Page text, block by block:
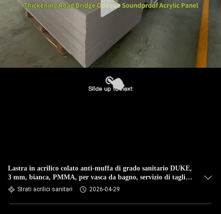
Lastra in acrilico colato anti-muffa di grado sanitario DUKE,
3 mm, bianca, PMMA, per vasca da bagno, servizio di taglio
personalizzabile
Strati acrilici sanitari 2026-04-29